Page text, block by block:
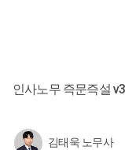
인사노무 즉문즉설 v3
김태욱 노무사